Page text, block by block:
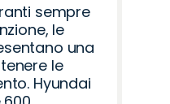
sempre
le
una
le
Hyundai